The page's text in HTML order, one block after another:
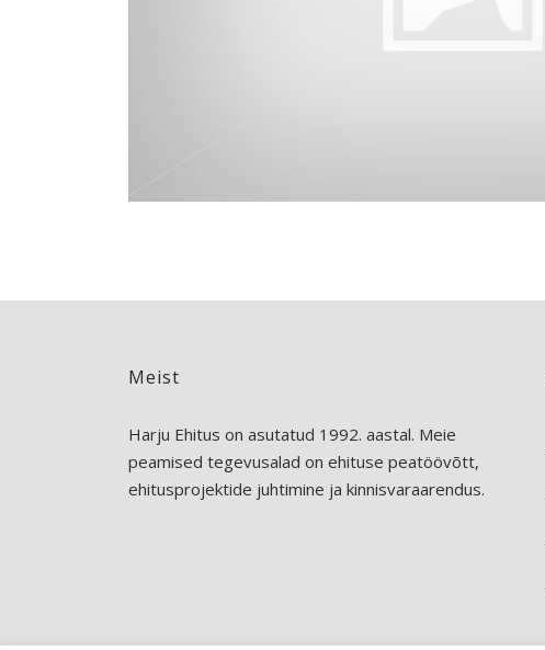
Meist
Harju Ehitus on asutatud 1992. aastal. Meie
peamised tegevusalad on ehituse peatöövõtt,
ehitusprojektide juhtimine ja kinnisvaraarendus.